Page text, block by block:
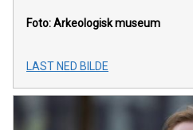
Foto: Arkeologisk museum
LAST NED BILDE